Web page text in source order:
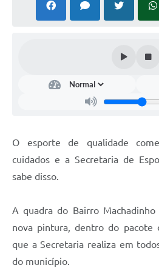
Emissão de Contracheque
Chamamento Público
Arquivos para Download
SIC
Jornal
Covid -19 em Serro
O esporte de qualidade
cuidados e a Secretaria de
sabe disso.
A quadra do Bairro
nova pintura, dentro do pacote
que a Secretaria realiza em
do município.